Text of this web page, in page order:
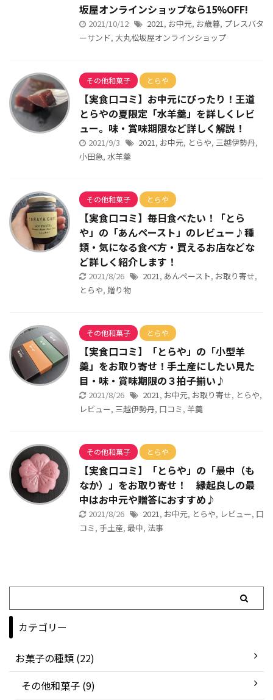
坂屋オンラインショップなら15%OFF!
2021/10/12 2021, お中元, お歳暮, プレスバタ
ーサンド, 大丸松坂屋オンラインショップ
その他和菓子 とらや
【実食口コミ】お中元にぴったり！王道
とらやの夏限定「水羊羹」を詳しくレビ
ュー。味・賞味期限など詳しく解説！
2021/9/3 2021, お中元, とらや, 三越伊勢丹,
小田急, 水羊羹
その他和菓子 とらや
【実食口コミ】毎日食べたい！「とら
や」の「あんペースト」のレビュー♪種
類・気になる食べ方・買えるお店などな
ど詳しく紹介します！
2021/8/26 2021, あんペースト, お取り寄せ,
とらや, 贈り物
その他和菓子 とらや
【実食口コミ】「とらや」の「小型羊
羹」をお取り寄せ！手土産にしたい見た
目・味・賞味期限の３拍子揃い♪
2021/8/26 2021, お中元, お取り寄せ, とらや,
レビュー, 三越伊勢丹, 口コミ, 羊羹
その他和菓子 とらや
【実食口コミ】「とらや」の「最中（も
なか）」をお取り寄せ！ 縁起良しの最
中はお中元や贈答におすすめ♪
2021/8/26 2021, お中元, とらや, レビュー, 口
コミ, 手土産, 最中, 法事
カテゴリー
お菓子の種類 (22)
その他和菓子 (9)